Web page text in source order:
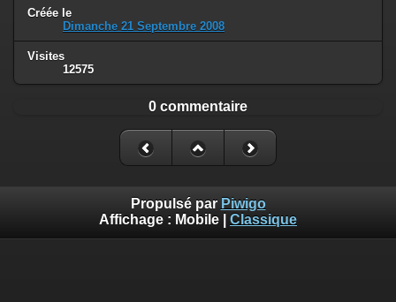
Créée le
Dimanche 21 Septembre 2008
Visites
12575
0 commentaire
Propulsé par Piwigo
Affichage : Mobile Classique